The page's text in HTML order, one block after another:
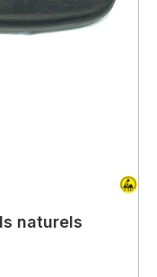
naturels